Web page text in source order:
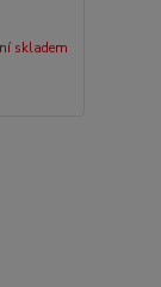
skladem